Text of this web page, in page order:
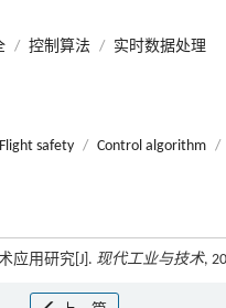
/ 控制算法 / 实时数据处理
Flight safety / Control algorithm /
应用研究[J]. 现代工业与技术,